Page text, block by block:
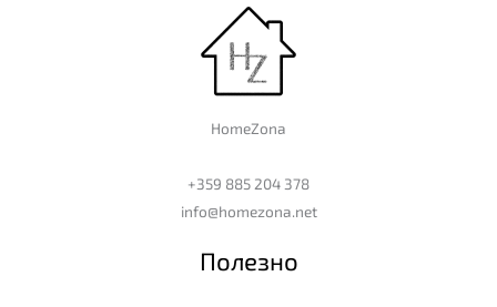
HomeZona
+359 885 204 378
info@homezona.net
Полезно